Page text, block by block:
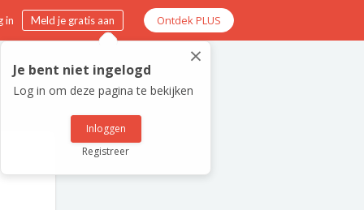
in Meld je gratis aan Ontdek PLUS
×
Je bent niet ingelogd
Log in om deze pagina te bekijken
Inloggen
Registreer